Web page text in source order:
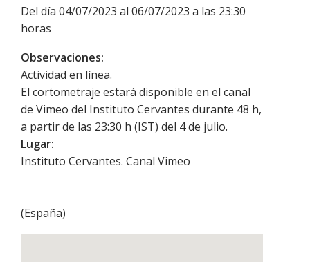
Del día 04/07/2023 al 06/07/2023 a las 23:30
horas
Observaciones:
Actividad en línea.
El cortometraje estará disponible en el canal
de Vimeo del Instituto Cervantes durante 48 h,
a partir de las 23:30 h (IST) del 4 de julio.
Lugar:
Instituto Cervantes. Canal Vimeo
(España)